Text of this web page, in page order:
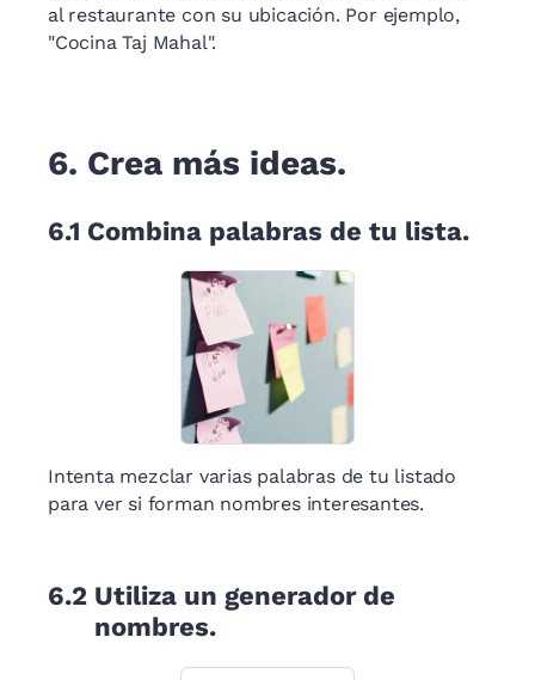
al restaurante con su ubicación. Por ejemplo,
"Cocina Taj Mahal".
6. Crea más ideas.
6.1 Combina palabras de tu lista.
Intenta mezclar varias palabras de tu listado
para ver si forman nombres interesantes.
6.2 Utiliza un generador de
nombres.